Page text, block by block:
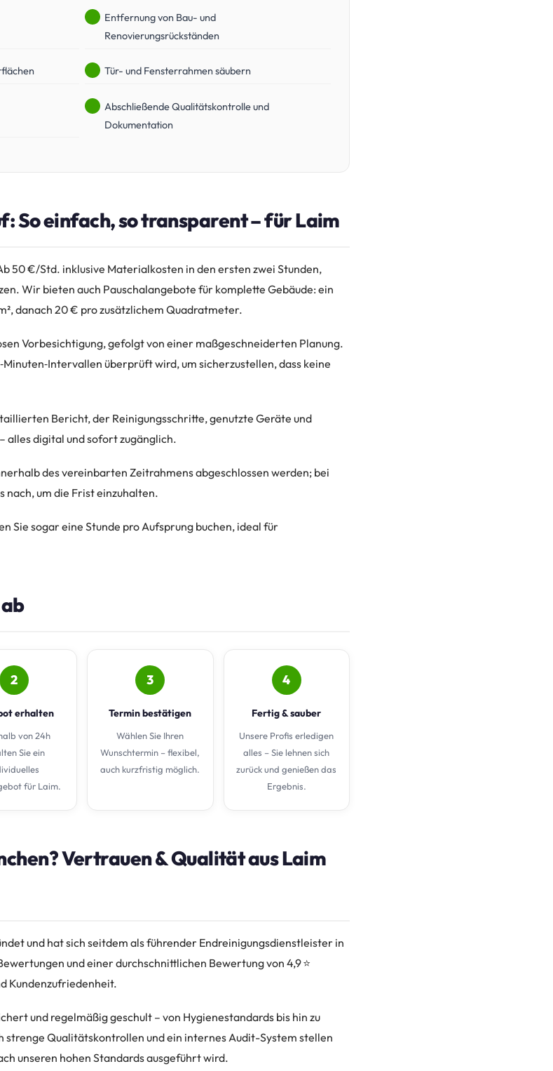
Entfernung von Bau- und
Renovierungsrückständen
Tür- und Fensterrahmen säubern
Abschließende Qualitätskontrolle und
Dokumentation
So einfach, so transparent – für Laim
50 €/Std. inklusive Materialkosten in den ersten zwei Stunden,
Wir bieten auch Pauschalangebote für komplette Gebäude: ein
danach 20 € pro zusätzlichem Quadratmeter.
Vorbesichtigung, gefolgt von einer maßgeschneiderten Planung.
überprüft wird, um sicherzustellen, dass keine
Bericht, der Reinigungsschritte, genutzte Geräte und
digital und sofort zugänglich.
des vereinbarten Zeitrahmens abgeschlossen werden; bei
um die Frist einzuhalten.
Sie sogar eine Stunde pro Aufsprung buchen, ideal für
2
erhalten
von 24h
Sie ein
für Laim.
3
Termin bestätigen
Wählen Sie Ihren
Wunschtermin – flexibel,
auch kurzfristig möglich.
4
Fertig & sauber
Unsere Profis erledigen
alles – Sie lehnen sich
zurück und genießen das
Ergebnis.
Vertrauen & Qualität aus Laim
und hat sich seitdem als führender Endreinigungsdienstleister in
und einer durchschnittlichen Bewertung von 4,9 ⭐
Kundenzufriedenheit.
und regelmäßig geschult – von Hygienestandards bis hin zu
strenge Qualitätskontrollen und ein internes Audit-System stellen
unseren hohen Standards ausgeführt wird.